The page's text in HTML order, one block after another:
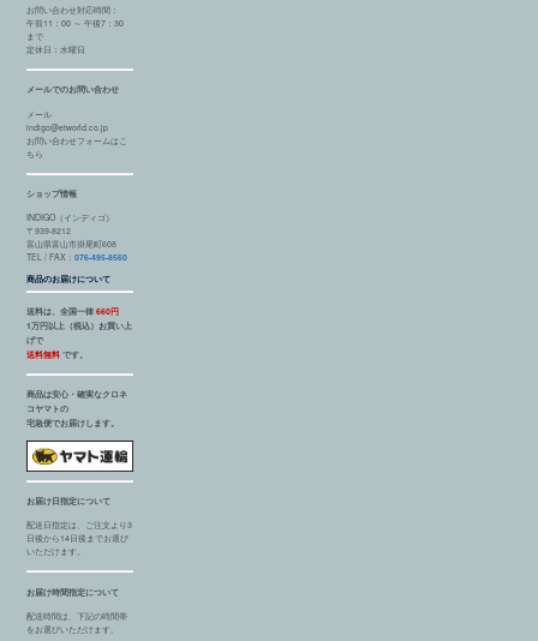
お問い合わせ対応時間：
午前11：00 ～ 午後7：30
まで
定休日：水曜日
メールでのお問い合わせ
メール
indigo@etworld.co.jp
お問い合わせフォームはこ
ちら
ショップ情報
INDIGO（インディゴ）
〒939-8212
富山県富山市掛尾町608
TEL / FAX：076-495-8560
商品のお届けについて
送料は、全国一律660円
1万円以上（税込）お買い上
げで
送料無料 です。
商品は安心・確実なクロネ
コヤマトの
宅急便でお届けします。
お届け日指定について
配送日指定は、ご注文より3
日後から14日後までお選び
いただけます。
お届け時間指定について
配送時間は、下記の時間帯
をお選びいただけます。